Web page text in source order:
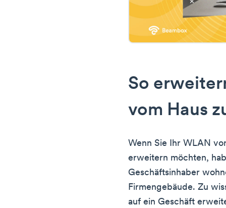
So
vom Haus
Wenn Sie Ihr WLAN
erweitern möchten,
Geschäftsinhaber
Firmengebäude. Zu
auf ein Geschäft